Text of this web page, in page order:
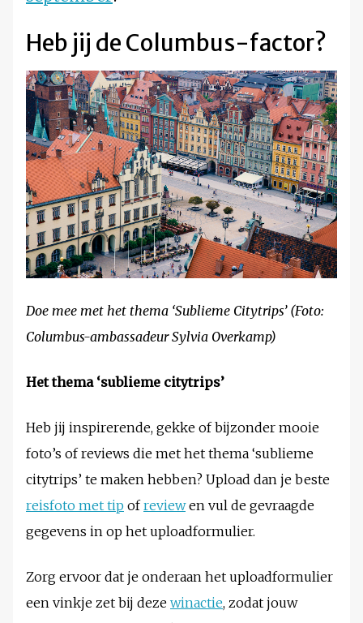
Heb jij de Columbus-factor?
Doe mee met het thema ‘Sublieme Citytrips’ (Foto:
Columbus-ambassadeur Sylvia Overkamp)
Het thema ‘sublieme citytrips’
Heb jij inspirerende, gekke of bijzonder mooie
foto’s of reviews die met het thema ‘sublieme
citytrips’ te maken hebben? Upload dan je beste
reisfoto met tip ofreviewen vul de gevraagde
gegevens in op het uploadformulier.
Zorg ervoor dat je onderaan het uploadformulier
een vinkje zet bij deze winactie, zodat jouw